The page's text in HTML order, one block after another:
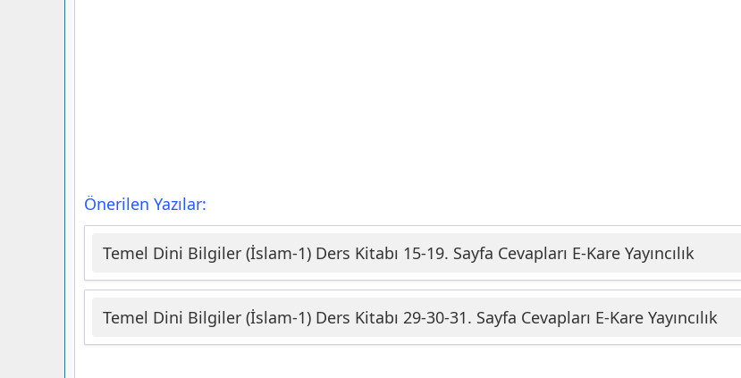
Önerilen Yazılar:
Temel Dini Bilgiler (İslam-1) Ders Kitabı 15-19. Sayfa Cevapları E-Kare Yayıncılık
Temel Dini Bilgiler (İslam-1) Ders Kitabı 29-30-31. Sayfa Cevapları E-Kare Yayıncılık